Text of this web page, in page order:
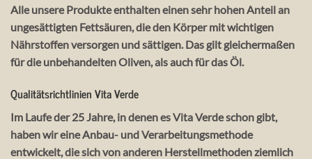
Alle unsere Produkte enthalten einen sehr hohen Anteil an
ungesättigten Fettsäuren, die den Körper mit wichtigen
Nährstoffen versorgen und sättigen. Das gilt gleichermaßen
für die unbehandelten Oliven, als auch für das Öl.
Qualitätsrichtlinien Vita Verde
Im Laufe der 25 Jahre, in denen es Vita Verde schon gibt,
haben wir eine Anbau- und Verarbeitungsmethode
entwickelt, die sich von anderen Herstellmethoden ziemlich